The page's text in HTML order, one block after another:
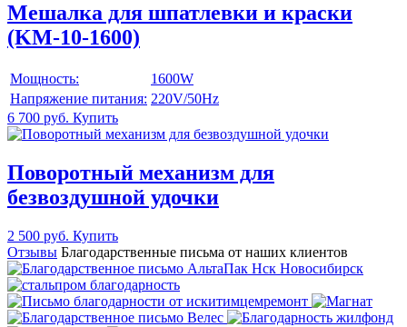
Мешалка для шпатлевки и краски
(KM-10-1600)
Мощность:
1600W
Напряжение питания: 220V/50Hz
6 700 руб. Купить
Поворотный механизм для
безвоздушной удочки
2 500 руб. Купить
Отзывы Благодарственные письма от наших клиентов